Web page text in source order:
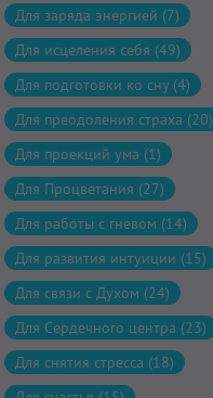
Для заряда энергией (7)
Для исцеления себя (49)
Для подготовки ко сну (4)
Для преодоления страха (20)
Для проекций ума (1)
Для Процветания (27)
Для работы с гневом (14)
Для развития интуиции (15)
Для связи с Духом (24)
Для Сердечного центра (23)
Для снятия стресса (18)